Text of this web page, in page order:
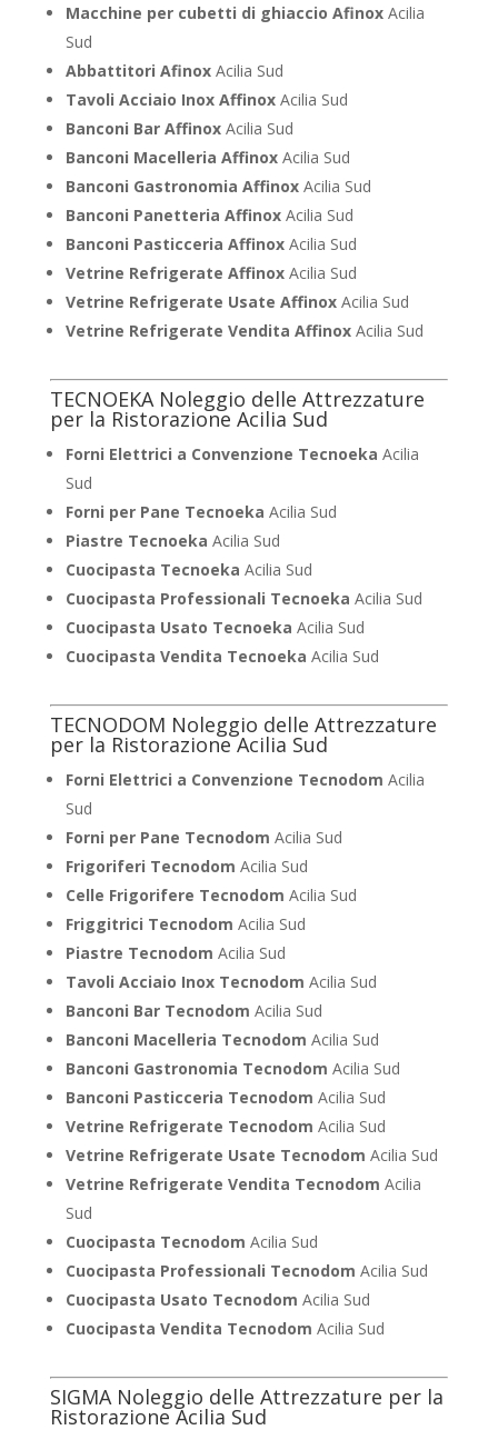
Macchine per cubetti di ghiaccio AfinoxAcilia
Sud
Abbattitori Afinox Acilia Sud
Tavoli Acciaio Inox AffinoxAcilia Sud
Banconi Bar AffinoxAcilia Sud
Banconi Macelleria AffinoxAcilia Sud
Banconi Gastronomia AffinoxAcilia Sud
Banconi Panetteria AffinoxAcilia Sud
Banconi Pasticceria AffinoxAcilia Sud
Vetrine Refrigerate AffinoxAcilia Sud
Vetrine Refrigerate Usate AffinoxAcilia Sud
Vetrine Refrigerate Vendita AffinoxAcilia Sud
TECNOEKA Noleggio delle Attrezzature
per la Ristorazione Acilia Sud
Forni Elettrici a Convenzione Tecnoeka Acilia
Sud
Forni per Pane Tecnoeka Acilia Sud
Piastre Tecnoeka Acilia Sud
Cuocipasta Tecnoeka Acilia Sud
Cuocipasta Professionali Tecnoeka Acilia Sud
Cuocipasta Usato Tecnoeka Acilia Sud
Cuocipasta Vendita Tecnoeka Acilia Sud
TECNODOM Noleggio delle Attrezzature
per la Ristorazione Acilia Sud
Forni Elettrici a Convenzione Tecnodom Acilia
Sud
Forni per Pane Tecnodom Acilia Sud
Frigoriferi Tecnodom Acilia Sud
Celle Frigorifere Tecnodom Acilia Sud
Friggitrici Tecnodom Acilia Sud
Piastre Tecnodom Acilia Sud
Tavoli Acciaio Inox Tecnodom Acilia Sud
Banconi Bar Tecnodom Acilia Sud
Banconi Macelleria Tecnodom Acilia Sud
Banconi Gastronomia Tecnodom Acilia Sud
Banconi Pasticceria Tecnodom Acilia Sud
Vetrine Refrigerate Tecnodom Acilia Sud
Vetrine Refrigerate Usate Tecnodom Acilia Sud
Vetrine Refrigerate Vendita Tecnodom Acilia
Sud
Cuocipasta Tecnodom Acilia Sud
Cuocipasta Professionali Tecnodom Acilia Sud
Cuocipasta Usato Tecnodom Acilia Sud
Cuocipasta Vendita Tecnodom Acilia Sud
SIGMA Noleggio delle Attrezzature per la
Ristorazione Acilia Sud